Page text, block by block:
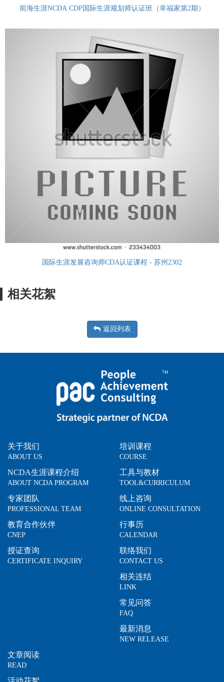
前海生涯NCDA CDP国际生涯规划师认证班（幸福家第2期）
国际生涯发展咨询师CDA认证课程 - 苏州2302
相关花絮
返回列表
关于我们
ABOUT US
NCDA生涯课程介绍
ABOUT NCDA PROGRAM
专家团队
PROFESSIONAL TEAM
教育合作伙伴
CNEP
授证查询
CERTIFICATE INQUIRY
培训课程
COURSE
工具与教材
TOOL&CURRICULUM
线上咨询
ONLINE CONSULTATION
行事历
CALENDAR
联络我们
CONTACT US
相关连结
LINK
常见问答
FAQ
最新消息
NEW RELEASE
文章阅读
READ